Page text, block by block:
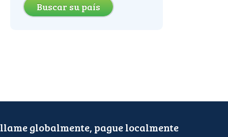
Buscar su país
llame globalmente, pague localmente